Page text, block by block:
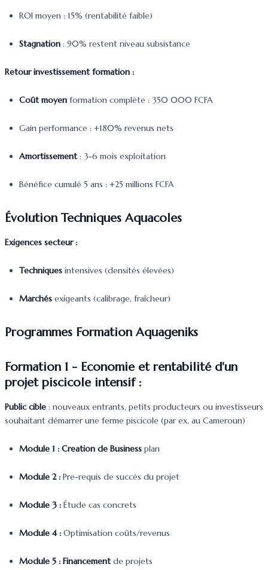
ROI moyen : 15% (rentabilité faible)
Stagnation : 90% restent niveau subsistance
Retour investissement formation :
Coût moyen formation complète : 350 000 FCFA
Gain performance : +180% revenus nets
Amortissement: 3-6 mois exploitation
Bénéfice cumulé 5 ans : +25 millions FCFA
Évolution Techniques Aquacoles
Exigences secteur :
Techniques intensives (densités élevées)
Marchés exigeants (calibrage, fraîcheur)
Programmes Formation Aquageniks
Formation 1 - Economie et rentabilité d'un
projet piscicole intensif :
Public cible : nouveaux entrants, petits producteurs ou investisseurs
souhaitant démarrer une ferme piscicole (par ex. au Cameroun)
Module 1 : Creation de Business plan
Module 2 : Pre-requis de succès du projet
Module 3 : Étude cas concrets
Module 4 : Optimisation coûts/revenus
Module 5 : Financementde projets